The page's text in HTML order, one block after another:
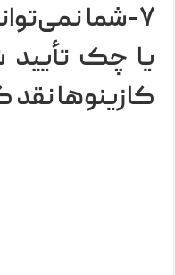
۷-شما
یا چک تأیید
کازینوها نقد